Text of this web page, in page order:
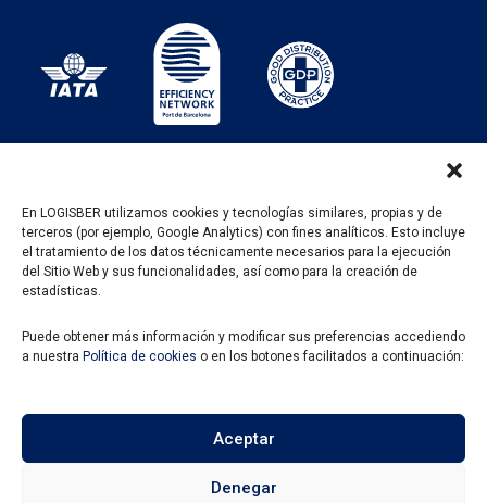
En LOGISBER utilizamos cookies y tecnologías similares, propias y de
terceros (por ejemplo, Google Analytics) con fines analíticos. Esto incluye
el tratamiento de los datos técnicamente necesarios para la ejecución
del Sitio Web y sus funcionalidades, así como para la creación de
estadísticas.
Puede obtener más información y modificar sus preferencias accediendo
a nuestra Política de cookies o en los botones facilitados a continuación:
Aceptar
Denegar
PROGRAMA KIT DIGITAL FINANCIADO POR LOS
FONDOS NEXT GENERATION DEL MECANISMO DE